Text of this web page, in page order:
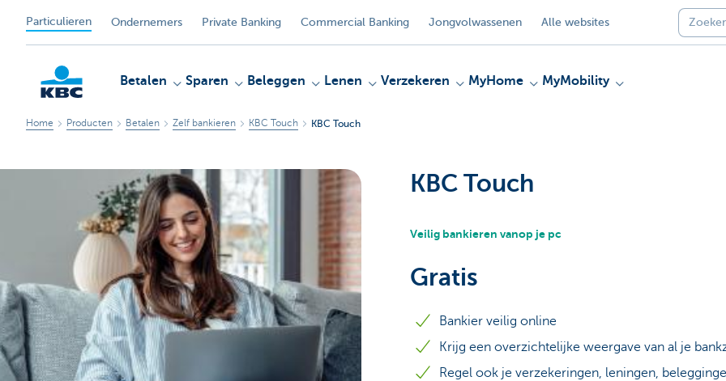
Particulieren Ondernemers Private Banking Commercial Banking Jongvolwassenen Alle websites
KBC
Betalen Sparen Beleggen Lenen Verzekeren MyHome MyMobility
Home Producten Betalen Zelf bankieren KBC Touch KBC Touch
KBC Touch
Veilig bankieren vanop je pc
Gratis
Bankier veilig online
Krijg een overzichtelijke weergave van al je
Regel ook je verzekeringen, leningen,